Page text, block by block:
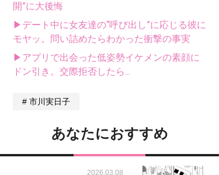
開”に大後悔
▶デート中に女友達の“呼び出し”に応じる彼に
モヤッ。問い詰めたらわかった衝撃の事実
▶アプリで出会った低姿勢イケメンの素顔に
ドン引き。交際拒否したら...
市川実日子
あなたにおすすめ
2026.03.08